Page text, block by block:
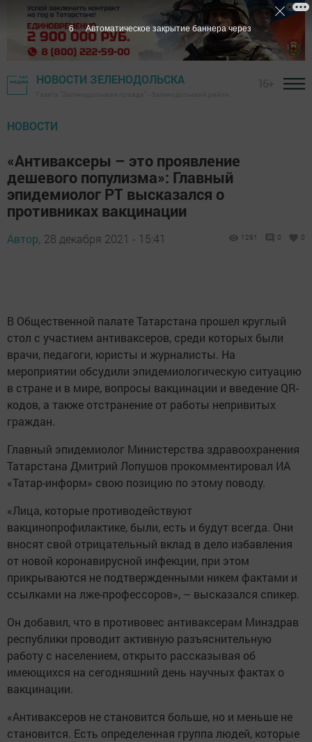
НОВОСТИ ЗЕЛЕНОДОЛЬСКА
НОВОСТИ
«Антиваксеры – это проявление
дешевого популизма»: Главный
эпидемиолог РТ высказался о
противниках вакцинации
Автор, 28 декабря 2021 - 15:41 1291 0 0
В Общественной палате Татарстана прошел круглый
стол с участием антиваксеров, среди которых были
врачи, педагоги, юристы и журналисты. На
мероприятии обсудили эпидемиологическую ситуацию
в стране и в мире, вопросы вакцинации и введение QR-
кодов, а также отстранение от работы непривитых
граждан.
Главный эпидемиолог Министерства здравоохранения
Татарстана Дмитрий Лопушов прокомментировал ИА
«Татар-информ» свою позицию по этому поводу.
«Лица, которые противодействуют
вакцинопрофилактике, были, есть и будут всегда. Они
вносят свой отрицательный вклад в дело избавления
от новой коронавирусной инфекции, при этом
прикрываются не подтвержденными никем фактами и
ссылками на лже-профессоров», – высказался спикер.
Он добавил, что в противовес антиваксерам Минздрав
республики проводит активную разъяснительную
работу с населением, открыто рассказывая об
имеющихся на сегодняшний день научных фактах о
вакцинации.
«Антиваксеров не становится больше, но и меньше не
становится. Есть определенная группа людей, которые
5 Автоматическое закрытие баннера через